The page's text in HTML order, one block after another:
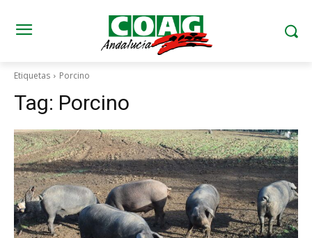
Etiquetas Porcino
Tag: Porcino